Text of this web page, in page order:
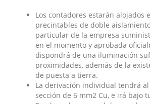
Los contadores estarán alojados
precintables de doble
particular de la empresa
en el momento y aprobada
dispondrá de una iluminación
proximidades, además de la
de puesta a tierra.
La derivación individual tendrá
sección de 6 mm2 Cu, e irá bajo